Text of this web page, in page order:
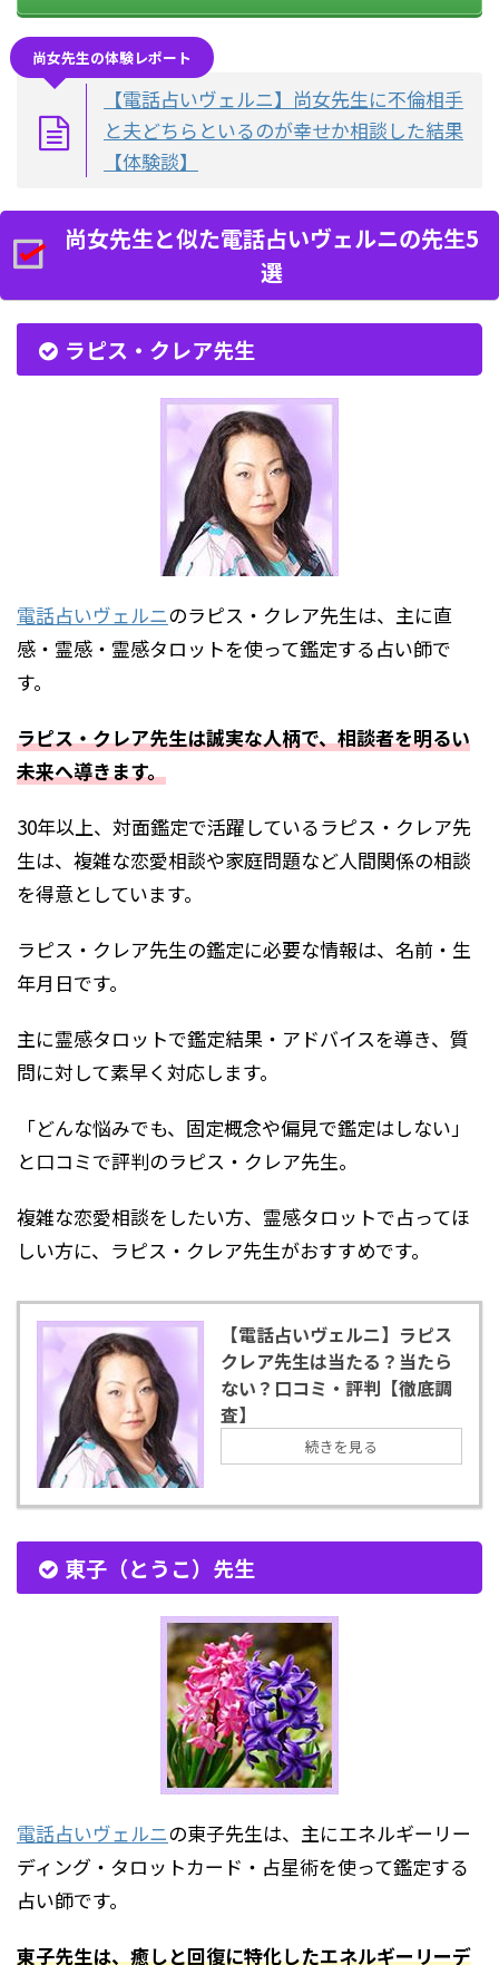
尚女先生の体験レポート
【電話占いヴェルニ】尚女先生に不倫相手
と夫どちらといるのが幸せか相談した結果
【体験談】
尚女先生と似た電話占いヴェルニの先生5
選
ラピス・クレア先生
電話占いヴェルニのラピス・クレア先生は、主に直
感・霊感・霊感タロットを使って鑑定する占い師で
す。
ラピス・クレア先生は誠実な人柄で、相談者を明るい
未来へ導きます。
30年以上、対面鑑定で活躍しているラピス・クレア先
生は、複雑な恋愛相談や家庭問題など人間関係の相談
を得意としています。
ラピス・クレア先生の鑑定に必要な情報は、名前・生
年月日です。
主に霊感タロットで鑑定結果・アドバイスを導き、質
問に対して素早く対応します。
「どんな悩みでも、固定概念や偏見で鑑定はしない」
と口コミで評判のラピス・クレア先生。
複雑な恋愛相談をしたい方、霊感タロットで占ってほ
しい方に、ラピス・クレア先生がおすすめです。
【電話占いヴェルニ】ラピス
クレア先生は当たる？当たら
ない？口コミ・評判【徹底調
査】
続きを見る
東子（とうこ）先生
電話占いヴェルニの東子先生は、主にエネルギーリー
ディング・タロットカード・占星術を使って鑑定する
占い師です。
東子先生は、癒しと回復に特化したエネルギーリーデ